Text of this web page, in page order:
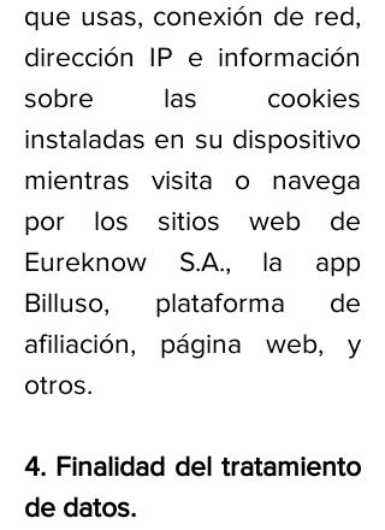
que usas, conexión de red,
dirección IP e información
sobre las cookies
instaladas en su dispositivo
mientras visita o navega
por los sitios web de
Eureknow S.A., la app
Billuso, plataforma de
afiliación, página web, y
otros.
4. Finalidad del tratamiento
de datos.